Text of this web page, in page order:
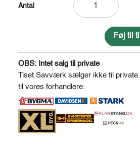
Føj til
A
l
t
e
r
n
t
OBS: Intet salg til private
Tiset Savværk sælger ikke til
til vores forhandlere: